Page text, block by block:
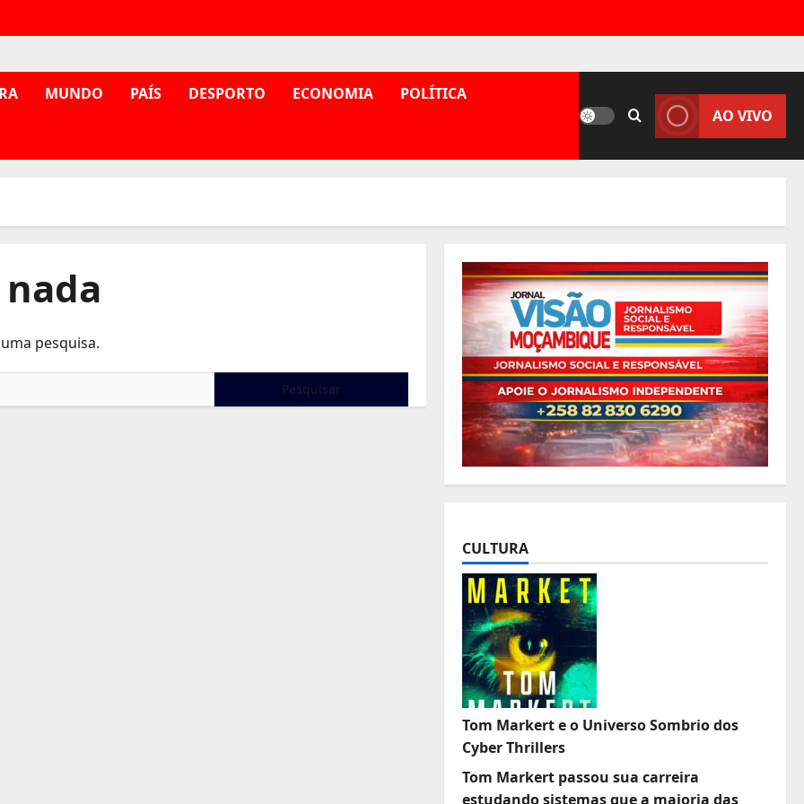
MUNDO PAÍS DESPORTO ECONOMIA
POLÍTICA
AO VIVO
pesquisa.
CULTURA
Tom Markert e o Universo Sombrio dos
Cyber Thrillers
Tom Markert passou sua carreira
estudando sistemas que a maioria das